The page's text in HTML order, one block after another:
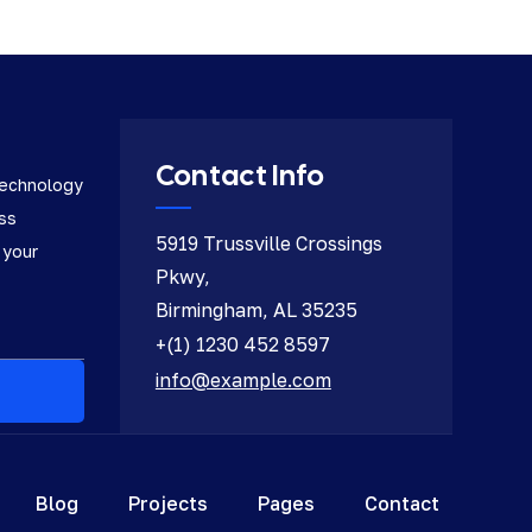
Contact Info
5919 Trussville Crossings
Pkwy,
Birmingham, AL 35235
+(1) 1230 452 8597
info@example.com
Blog Projects Pages Contact